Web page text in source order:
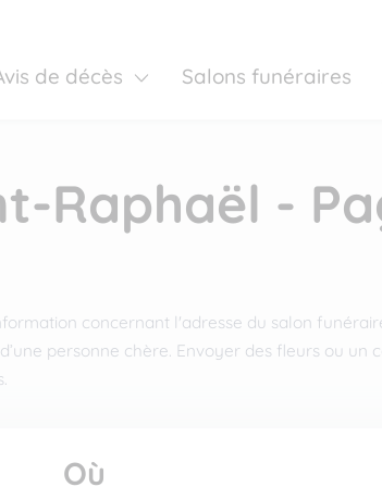
de décès Salons funéraires
Raphaël -
concernant l'adresse du salon
personne chère. Envoyer des fleurs ou
Où